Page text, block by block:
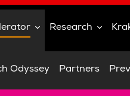
Odyssey Partners
Research